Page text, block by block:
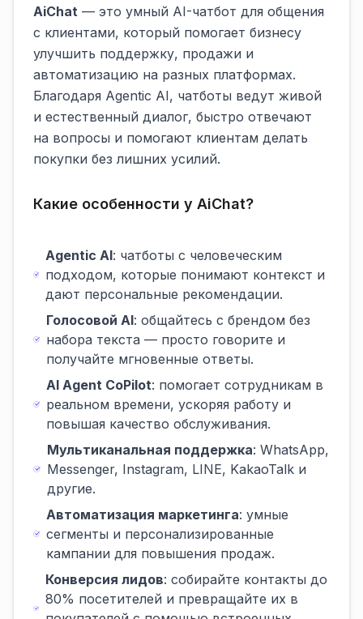
AiChat — это умный AI-чатбот для общения
с клиентами, который помогает бизнесу
улучшить поддержку, продажи и
автоматизацию на разных платформах.
Благодаря Agentic AI, чатботы ведут живой
и естественный диалог, быстро отвечают
на вопросы и помогают клиентам делать
покупки без лишних усилий.
Какие особенности у AiChat?
Agentic AI: чатботы с человеческим
подходом, которые понимают контекст и
дают персональные рекомендации.
Голосовой AI: общайтесь с брендом без
набора текста — просто говорите и
получайте мгновенные ответы.
AI Agent CoPilot: помогает сотрудникам в
реальном времени, ускоряя работу и
повышая качество обслуживания.
Мультиканальная поддержка: WhatsApp,
Messenger, Instagram, LINE, KakaoTalk и
другие.
Автоматизация маркетинга: умные
сегменты и персонализированные
кампании для повышения продаж.
Конверсия лидов: собирайте контакты до
80% посетителей и превращайте их в